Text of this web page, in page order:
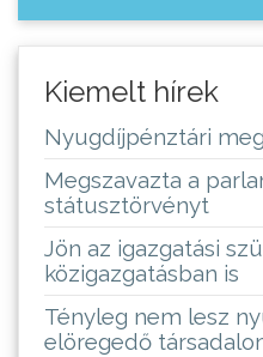
Kiemelt hírek
Nyugdíjpénztári
Megszavazta a
státusztörvényt
Jön az igazgatási
közigazgatásban is
Tényleg nem lesz
elöregedő